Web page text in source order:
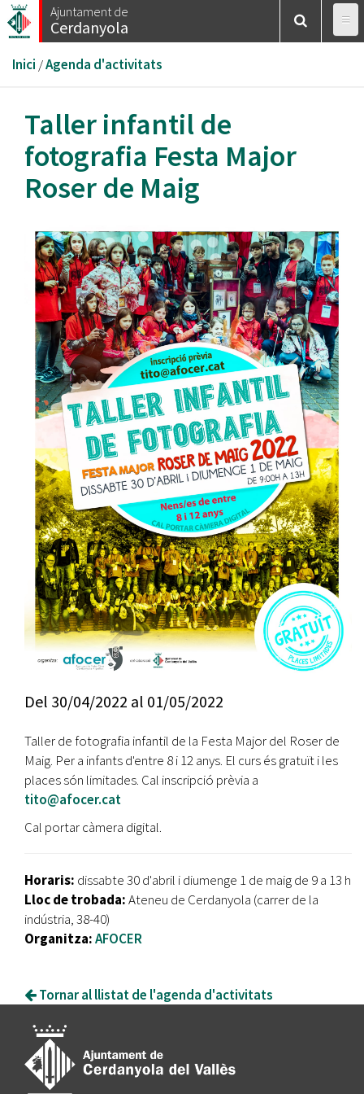
Vés
al
Ajuntament de
Cerdanyola
Esteu
aquí
Inici /Agenda d'activitats
Taller infantil de
fotografia Festa Major
Roser de Maig
Del 30/04/2022 al 01/05/2022
Taller de fotografia infantil de la Festa Major del Roser de
Maig. Per a infants d'entre 8 i 12 anys. El curs és gratuït i les
places són limitades. Cal inscripció prèvia a
tito@afocer.cat
Cal portar càmera digital.
Horaris: dissabte 30 d'abril i diumenge 1 de maig de 9 a 13 h
Lloc de trobada:Ateneu de Cerdanyola (carrer de la
indústria, 38-40)
Organitza:AFOCER
Tornar al llistat de l'agenda d'activitats